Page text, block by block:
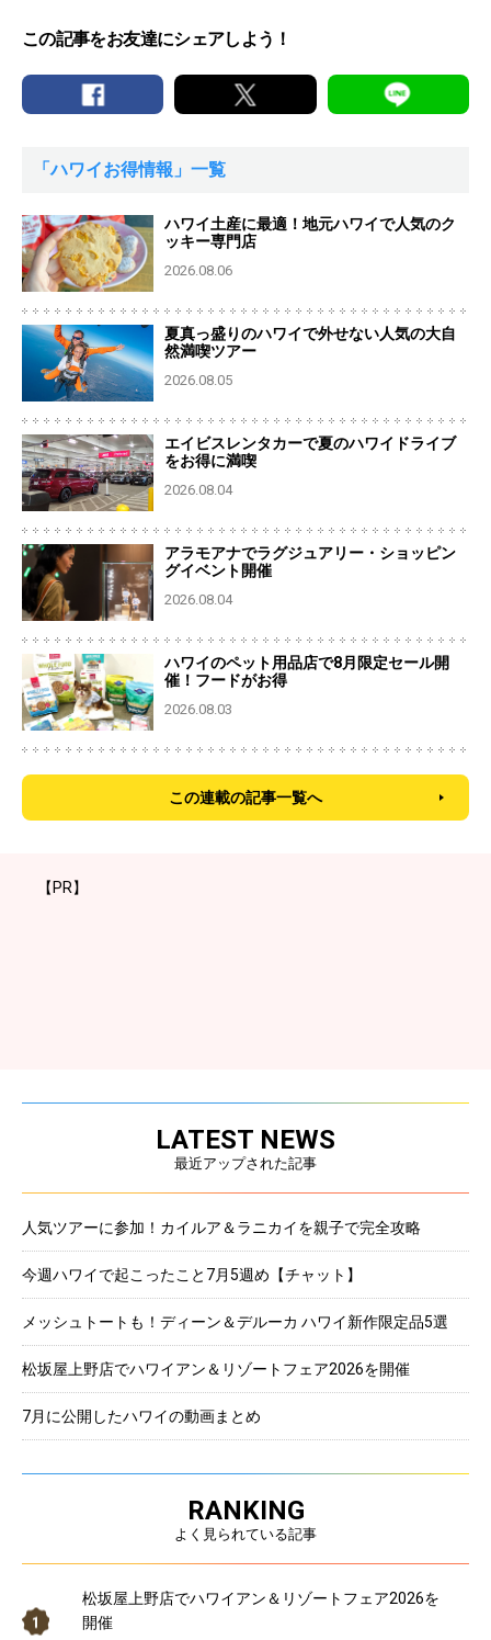
この記事をお友達にシェアしよう！
「ハワイお得情報」一覧
ハワイ土産に最適！地元ハワイで人気のク
ッキー専門店
2026.08.06
夏真っ盛りのハワイで外せない人気の大自
然満喫ツアー
2026.08.05
エイビスレンタカーで夏のハワイドライブ
をお得に満喫
2026.08.04
アラモアナでラグジュアリー・ショッピン
グイベント開催
2026.08.04
ハワイのペット用品店で8月限定セール開
催！フードがお得
2026.08.03
この連載の記事一覧へ
【PR】
LATEST NEWS
最近アップされた記事
人気ツアーに参加！カイルア＆ラニカイを親子で完全攻略
今週ハワイで起こったこと7月5週め【チャット】
メッシュトートも！ディーン＆デルーカ ハワイ新作限定品5選
松坂屋上野店でハワイアン＆リゾートフェア2026を開催
7月に公開したハワイの動画まとめ
RANKING
よく見られている記事
松坂屋上野店でハワイアン＆リゾートフェア2026を
開催